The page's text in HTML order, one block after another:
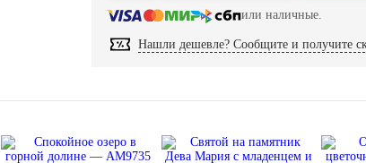
или наличные.
Нашли дешевле? Сообщите и получите